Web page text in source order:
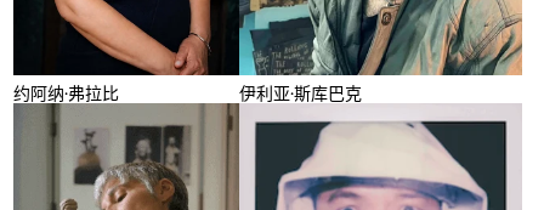
约阿纳·弗拉比
伊利亚·斯库巴克